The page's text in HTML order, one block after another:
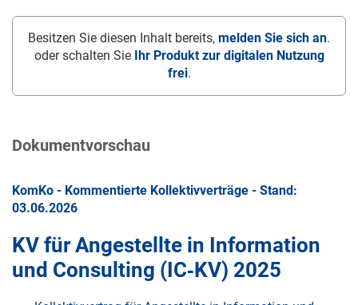
Besitzen Sie diesen Inhalt bereits, melden Sie sich an.
oder schalten Sie
Ihr Produkt zur digitalen Nutzung
frei.
Dokumentvorschau
KomKo - Kommentierte Kollektivverträge - Stand:
03.06.2026
KV für Angestellte in Information
und Consulting (IC‑KV) 2025